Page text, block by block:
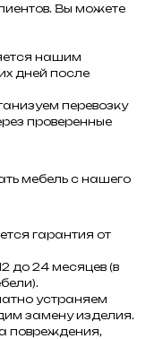
Вы можете
нашим
дней после
перевозку
проверенные
мебель с нашего
гарантия от
до 24 месяцев (в
устраняем
замену изделия.
повреждения,